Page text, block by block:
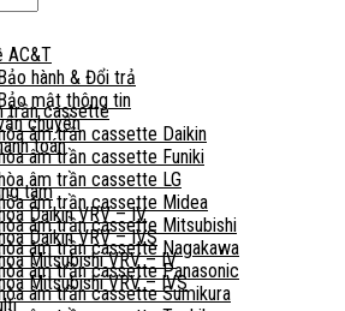
AC&T
hành & Đổi trả
mật thông tin
chuyển
toán
tâm
Daikin VRV – IV
Daikin VRV – IVS
Mitsubishi VRV – IV
Mitsubishi VRV – IVS
trần cassette
âm trần cassette Daikin
âm trần cassette Funiki
âm trần cassette LG
âm trần cassette Midea
âm trần cassette Mitsubishi
âm trần cassette Nagakawa
âm trần cassette Panasonic
âm trần cassette Sumikura